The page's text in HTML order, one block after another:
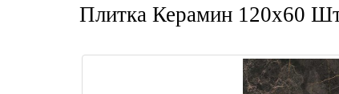
Плитка Керамин 120x60